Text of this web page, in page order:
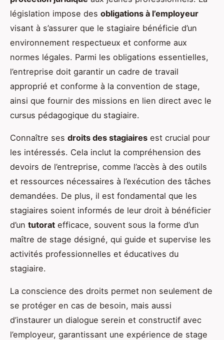
législation impose des obligations à l’employeur
visant à s’assurer que le stagiaire bénéficie d’un
environnement respectueux et conforme aux
normes légales. Parmi les obligations essentielles,
l’entreprise doit garantir un cadre de travail
approprié et conforme à la convention de stage,
ainsi que fournir des missions en lien direct avec le
cursus pédagogique du stagiaire.
Connaître ses droits des stagiaires est crucial pour
les intéressés. Cela inclut la compréhension des
devoirs de l’entreprise, comme l’accès à des outils
et ressources nécessaires à l’exécution des tâches
demandées. De plus, il est fondamental que les
stagiaires soient informés de leur droit à bénéficier
d’un tutorat efficace, souvent sous la forme d’un
maître de stage désigné, qui guide et supervise les
activités professionnelles et éducatives du
stagiaire.
La conscience des droits permet non seulement de
se protéger en cas de besoin, mais aussi
d’instaurer un dialogue serein et constructif avec
l’employeur, garantissant une expérience de stage